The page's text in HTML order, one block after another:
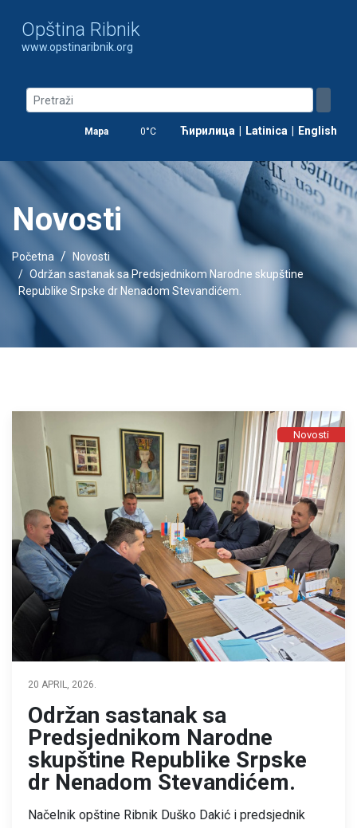
Opština Ribnik
www.opstinaribnik.org
Mapa 0°C Ћирилица | Latinica | English
Novosti
Početna
Novosti
Održan sastanak sa Predsjednikom Narodne skupštine
Republike Srpske dr Nenadom Stevandićem.
Novosti
20 APRIL, 2026.
Održan sastanak sa
Predsjednikom Narodne
skupštine Republike Srpske
dr Nenadom Stevandićem.
Načelnik opštine Ribnik Duško Dakić i predsjednik